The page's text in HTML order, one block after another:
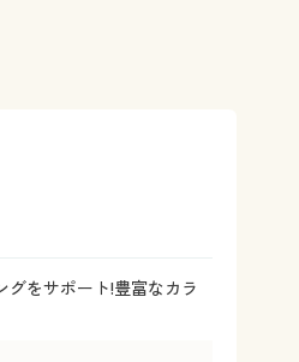
をサポート!豊富なカラ